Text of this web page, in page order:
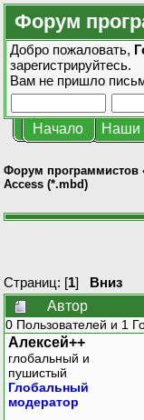
Форум
Добро пожаловать,
зарегистрируйтесь.
Вам не пришло
Начало Наши
Форум программистов
Access (*.mbd)
Страниц: [1] Вниз
Автор
0 Пользователей и 1
Алексей++
глобальный и
пушистый
Глобальный
модератор